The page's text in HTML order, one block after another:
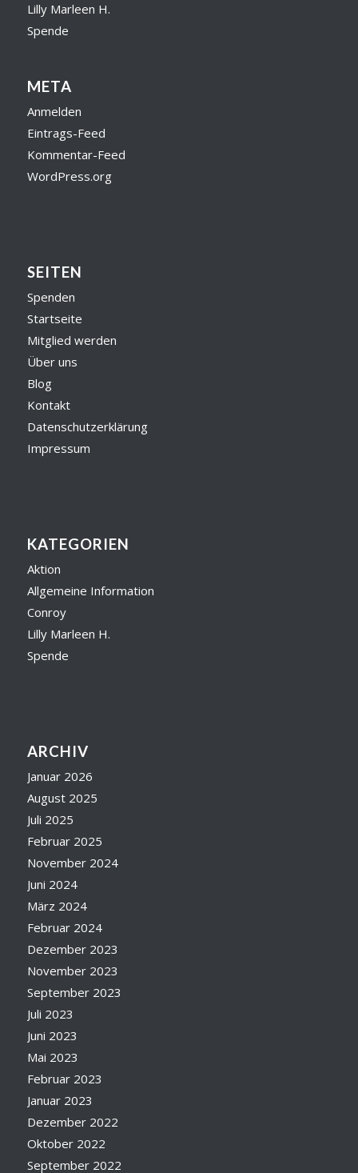
Lilly Marleen H.
Spende
META
Anmelden
Eintrags-Feed
Kommentar-Feed
WordPress.org
SEITEN
Spenden
Startseite
Mitglied werden
Über uns
Blog
Kontakt
Datenschutzerklärung
Impressum
KATEGORIEN
Aktion
Allgemeine Information
Conroy
Lilly Marleen H.
Spende
ARCHIV
Januar 2026
August 2025
Juli 2025
Februar 2025
November 2024
Juni 2024
März 2024
Februar 2024
Dezember 2023
November 2023
September 2023
Juli 2023
Juni 2023
Mai 2023
Februar 2023
Januar 2023
Dezember 2022
Oktober 2022
September 2022